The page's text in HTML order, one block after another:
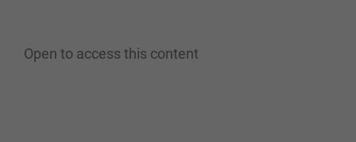
Open to access this content